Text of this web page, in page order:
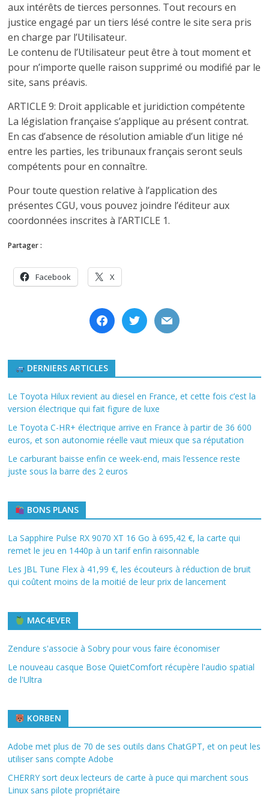
aux intérêts de tierces personnes. Tout recours en
justice engagé par un tiers lésé contre le site sera pris
en charge par l’Utilisateur.
Le contenu de l’Utilisateur peut être à tout moment et
pour n’importe quelle raison supprimé ou modifié par le
site, sans préavis.
ARTICLE 9: Droit applicable et juridiction compétente
La législation française s’applique au présent contrat.
En cas d’absence de résolution amiable d’un litige né
entre les parties, les tribunaux français seront seuls
compétents pour en connaître.
Pour toute question relative à l’application des
présentes CGU, vous pouvez joindre l’éditeur aux
coordonnées inscrites à l’ARTICLE 1.
Partager :
Facebook X
facebooktwitter mail
DERNIERS ARTICLES
Le Toyota Hilux revient au diesel en France, et cette fois c’est la
version électrique qui fait figure de luxe
Le Toyota C-HR+ électrique arrive en France à partir de 36 600
euros, et son autonomie réelle vaut mieux que sa réputation
Le carburant baisse enfin ce week-end, mais l’essence reste
juste sous la barre des 2 euros
BONS PLANS
La Sapphire Pulse RX 9070 XT 16 Go à 695,42 €, la carte qui
remet le jeu en 1440p à un tarif enfin raisonnable
Les JBL Tune Flex à 41,99 €, les écouteurs à réduction de bruit
qui coûtent moins de la moitié de leur prix de lancement
MAC4EVER
Zendure s'associe à Sobry pour vous faire économiser
Le nouveau casque Bose QuietComfort récupère l'audio spatial
de l'Ultra
KORBEN
Adobe met plus de 70 de ses outils dans ChatGPT, et on peut les
utiliser sans compte Adobe
CHERRY sort deux lecteurs de carte à puce qui marchent sous
Linux sans pilote propriétaire